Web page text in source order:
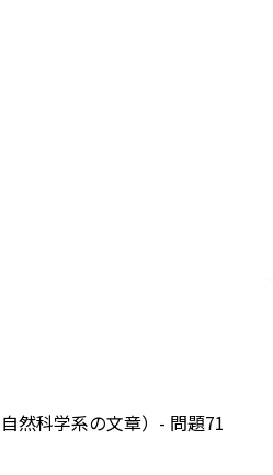
然科学系の文章）- 問題71